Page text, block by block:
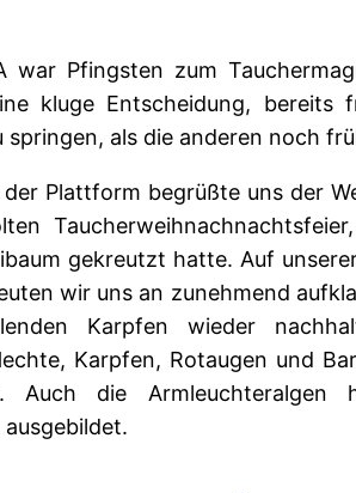
war Pfingsten zum
kluge Entscheidung, bereits
springen, als die anderen noch
Plattform begrüßte uns der
gekreutzt hatte. Auf
wir uns an zunehmend
Karpfen wieder
Karpfen, Rotaugen und
Auch die Armleuchteralgen